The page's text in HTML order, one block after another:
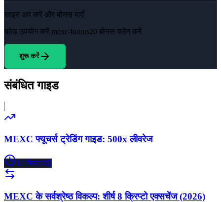
साइन अप करें और बोनस पाएँ
कोड उपयोग करें mexc-bonus20 बोनस क्लेम करें
शुरू करें
संबंधित गाइड
MEXC फ्यूचर्स ट्रेडिंग गाइड: 500x लीवरेज
12 मिनट पढ़ें
MEXC के सर्वश्रेष्ठ विकल्प: शीर्ष 8 क्रिप्टो एक्सचेंज (2026)